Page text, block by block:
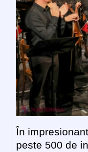
În
peste 500 de